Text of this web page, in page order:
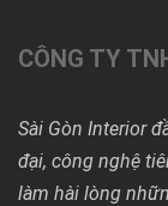
CÔNG TY
Sài Gòn Interior
đại, công nghệ
làm hài lòng